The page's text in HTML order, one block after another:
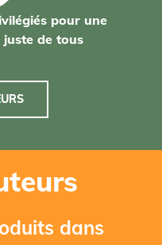
pour une
de tous
dans